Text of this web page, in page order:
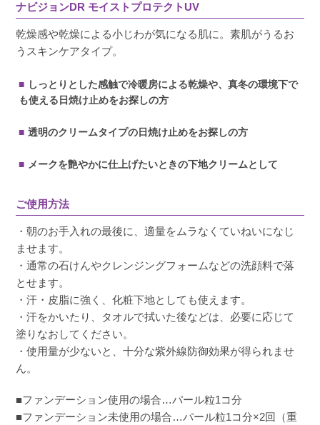
ナビジョンDR モイストプロテクトUV
乾燥感や乾燥による小じわが気になる肌に。素肌がうるお
うスキンケアタイプ。
しっとりとした感触で冷暖房による乾燥や、真冬の環境下で
も使える日焼け止めをお探しの方
透明のクリームタイプの日焼け止めをお探しの方
メークを艶やかに仕上げたいときの下地クリームとして
ご使用方法
・朝のお手入れの最後に、適量をムラなくていねいになじ
ませます。
・通常の石けんやクレンジングフォームなどの洗顔料で落
とせます。
・汗・皮脂に強く、化粧下地としても使えます。
・汗をかいたり、タオルで拭いた後などは、必要に応じて
塗りなおしてください。
・使用量が少ないと、十分な紫外線防御効果が得られませ
ん。
■ファンデーション使用の場合…パール粒1コ分
■ファンデーション未使用の場合…パール粒1コ分×2回（重